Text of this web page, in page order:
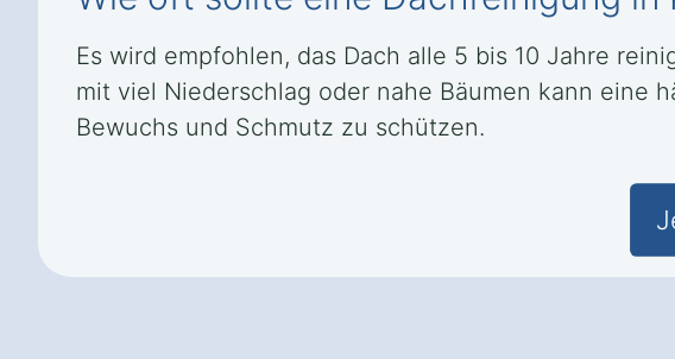
Es wird empfohlen, das Dach alle 5 bis 10 Jahre
mit viel Niederschlag oder nahe Bäumen kann eine
Bewuchs und Schmutz zu schützen.